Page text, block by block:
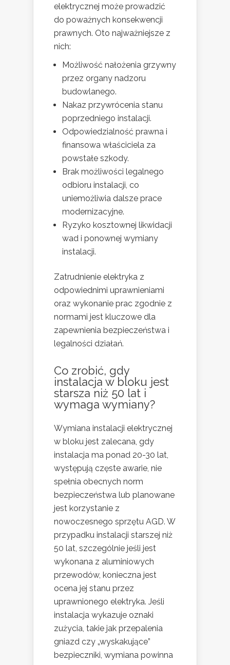
elektrycznej może prowadzić
do poważnych konsekwencji
prawnych. Oto najważniejsze z
nich:
Możliwość nałożenia grzywny
przez organy nadzoru
budowlanego.
Nakaz przywrócenia stanu
poprzedniego instalacji.
Odpowiedzialność prawna i
finansowa właściciela za
powstałe szkody.
Brak możliwości legalnego
odbioru instalacji, co
uniemożliwia dalsze prace
modernizacyjne.
Ryzyko kosztownej likwidacji
wad i ponownej wymiany
instalacji.
Zatrudnienie elektryka z
odpowiednimi uprawnieniami
oraz wykonanie prac zgodnie z
normami jest kluczowe dla
zapewnienia bezpieczeństwa i
legalności działań.
Co zrobić, gdy
instalacja w bloku jest
starsza niż 50 lat i
wymaga wymiany?
Wymiana instalacji elektrycznej
w bloku jest zalecana, gdy
instalacja ma ponad 20-30 lat,
występują częste awarie, nie
spełnia obecnych norm
bezpieczeństwa lub planowane
jest korzystanie z
nowoczesnego sprzętu AGD. W
przypadku instalacji starszej niż
50 lat, szczególnie jeśli jest
wykonana z aluminiowych
przewodów, konieczna jest
ocena jej stanu przez
uprawnionego elektryka. Jeśli
instalacja wykazuje oznaki
zużycia, takie jak przepalenia
gniazd czy „wyskakujące”
bezpieczniki, wymiana powinna